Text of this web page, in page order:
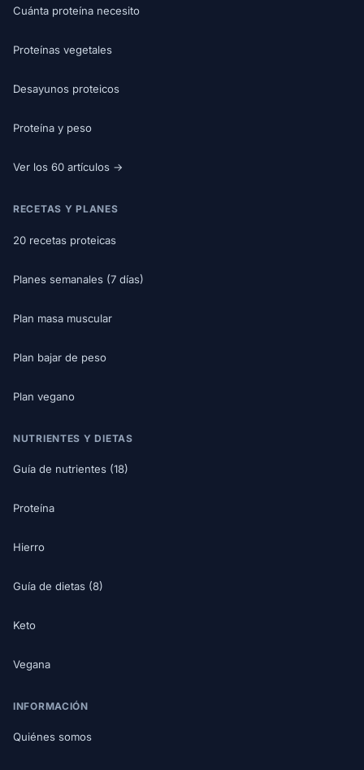
Cuánta proteína necesito
Proteínas vegetales
Desayunos proteicos
Proteína y peso
Ver los 60 artículos →
RECETAS Y PLANES
20 recetas proteicas
Planes semanales (7 días)
Plan masa muscular
Plan bajar de peso
Plan vegano
NUTRIENTES Y DIETAS
Guía de nutrientes (18)
Proteína
Hierro
Guía de dietas (8)
Keto
Vegana
INFORMACIÓN
Quiénes somos